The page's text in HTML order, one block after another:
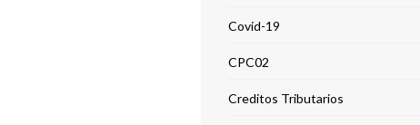
Covid-19
CPC02
Creditos Tributarios